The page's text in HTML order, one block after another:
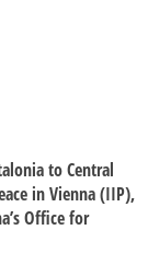
to Central
in Vienna (IIP),
Office for